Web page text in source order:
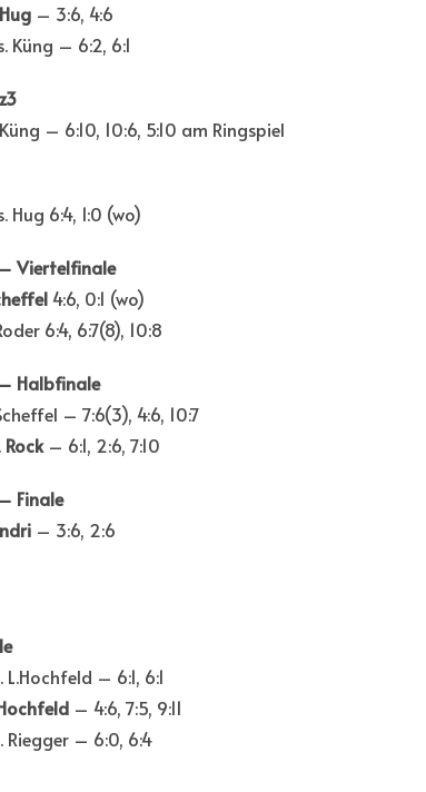
Hug – 3:6, 4:6
Küng – 6:2, 6:1
– 6:10, 10:6, 5:10 am Ringspiel
Hug 6:4, 1:0 (wo)
Viertelfinale
4:6, 0:1 (wo)
6:4, 6:7(8), 10:8
Halbfinale
– 7:6(3), 4:6, 10:7
Rock– 6:1, 2:6, 7:10
Finale
– 3:6, 2:6
L.Hochfeld – 6:1, 6:1
– 4:6, 7:5, 9:11
Riegger – 6:0, 6:4